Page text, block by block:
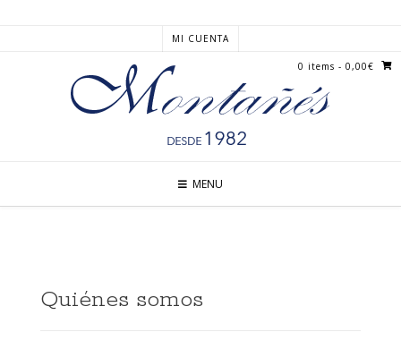
MI CUENTA
MENU
0 items - 0,00€
Quiénes somos